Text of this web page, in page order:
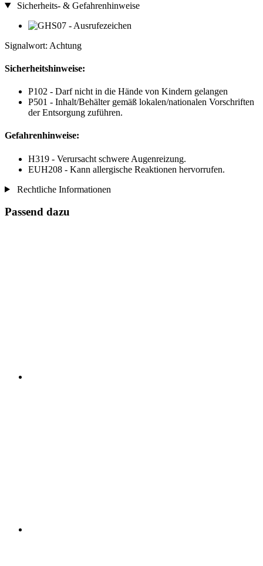
Sicherheits- & Gefahrenhinweise
Signalwort: Achtung
Sicherheitshinweise:
P102 - Darf nicht in die Hände von Kindern gelangen
P501 - Inhalt/Behälter gemäß lokalen/nationalen Vorschriften
der Entsorgung zuführen.
Gefahrenhinweise:
H319 - Verursacht schwere Augenreizung.
EUH208 - Kann allergische Reaktionen hervorrufen.
Rechtliche Informationen
Passend dazu